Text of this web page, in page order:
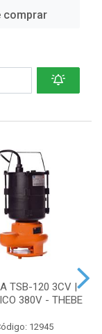
comprar
TSB-120 3CV |
380V - THEBE
12945